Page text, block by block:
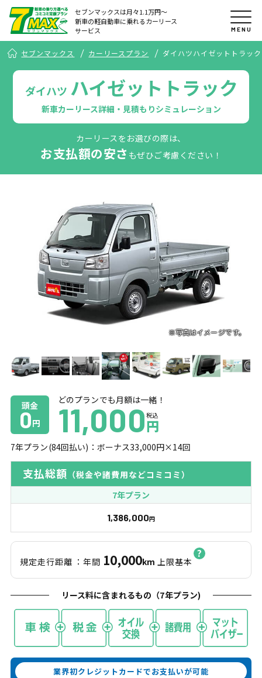
セブンマックスは月々1.1万円〜
新車の軽自動車に乗れるカーリース
サービス
MENU
セブンマックス カーリースプラン ダイハツハイゼットトラッ
ダイハツ ハイゼットトラック
新車カーリース詳細・見積もりシミュレーション
カーリースをお選びの際は、
お支払額の安さ もぜひご考慮ください！
頭金
0円
どのプランでも月額は一緒！
11,000 税込
円
7年プラン(84回払い)：ボーナス33,000円×14回
支払総額 （税金や諸費用などコミコミ）
7年プラン
1,386,000円
規定走行距離 ：年間 10,000km 上限基本
リース料に含まれるもの（7年プラン)
業界初クレジットカードでお支払いが可能